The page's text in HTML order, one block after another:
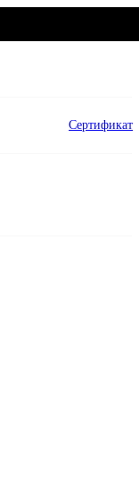
Сертификат